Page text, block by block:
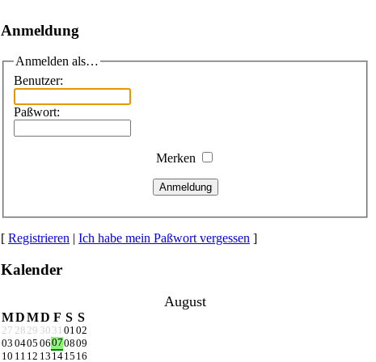
Anmeldung
Anmelden als…
Benutzer:
Paßwort:
Merken
Anmeldung
[ Registrieren | Ich habe mein Paßwort vergessen ]
Kalender
August
MDMD F S S
27 28 29 30 31 0102
03 0405 06070809
10 11 12 13 1415 16